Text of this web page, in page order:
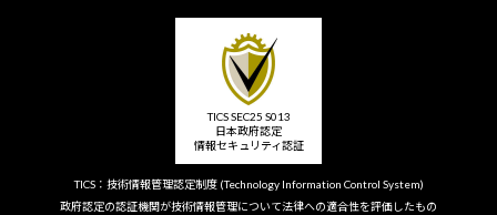
TICS SEC25 S013
日本政府認定
情報セキュリティ認証
TICS：技術情報管理認定制度(Technology Information Control System)
政府認定の認証機関が技術情報管理について法律への適合性を評価したもの